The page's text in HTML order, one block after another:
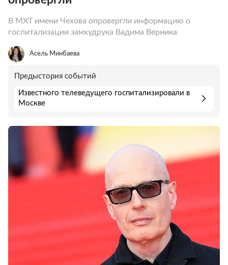
В МХТ имени Чехова опровергли информацию о
госпитализации замхудрука Вадима Верника
Асель Минбаева
Предыстория событий
Известного телеведущего госпитализировали в
Москве